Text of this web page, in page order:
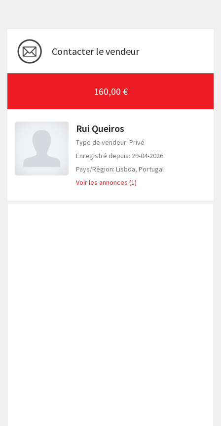
Contacter le vendeur
160,00 €
Rui Queiros
Type de vendeur: Privé
Enregistré depuis: 29-04-2026
Pays/Région: Lisboa, Portugal
Voir les annonces (1)